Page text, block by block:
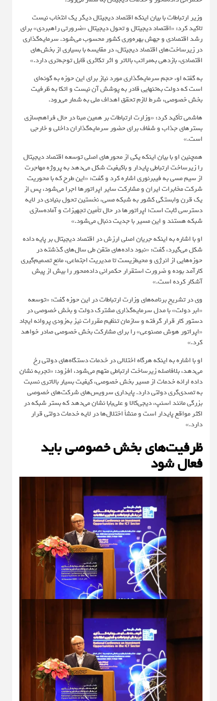
وزیر ارتباطات با بیان اینکه اقتصاد دیجیتال دیگر یک انتخاب نیست
تاکید کرد: «اقتصاد دیجیتال و تحول دیجیتال «ضرورتی راهبردی» برای
رشد اقتصادی و جهش بهره‌وری کشور محسوب می‌شود. سرمایه‌گذاری
در زیرساخت‌های اقتصاد دیجیتال، در مقایسه با بسیاری از بخش‌های
اقتصادی، بازدهی به‌مراتب بالاتر و اثر تکاثری قابل توجه‌تری دارد.»
به گفته او، حجم سرمایه‌گذاری مورد نیاز برای این حوزه به گونه‌ای
است که دولت به‌تنهایی قادر به پوشش آن نیست و اتکا به ظرفیت
بخش خصوصی، شرط لازم تحقق اهداف ملی به شمار می‌رود.
هاشمی تأکید کرد: «وزارت ارتباطات بر همین مبنا در حال فراهم‌سازی
بسترهای جذاب و شفاف برای حضور سرمایه‌گذاران داخلی و خارجی
است.»
همچنین او با بیان اینکه یکی از محورهای اصلی توسعه اقتصاد دیجیتال
را زیرساخت ارتباطی پایدار و باکیفیت شکل می‌دهد به پروژه‌ مهاجرت
از سیم مسی به فیبرنوری اشاره کرد و گفت: «این طرح که با محوریت
شرکت مخابرات ایران و مشارکت سایر اپراتورها اجرا می‌شود، پس از
یک قرن وابستگی کشور به شبکه مسی، نخستین تحول بنیادی در لایه
دسترسی ثابت است؛ اپراتورها در حال تأمین تجهیزات و آماده‌سازی
شبکه هستند و این مسیر با جدیت دنبال می‌شود.»
او با اشاره به اینکه جریان اصلی ارزش در اقتصاد دیجیتال بر پایه داده
شکل می‌گیرد، گفت: «نبود داده‌های متقن طی سال‌های گذشته در
حوزه‌هایی از انرژی و محیط‌زیست تا مدیریت اجتماعی، مانع تصمیم‌گیری
کارآمد بوده و ضرورت استقرار حکمرانی داده‌محور را بیش از پیش
آشکار کرده است.»
وی در تشریح برنامه‌های وزارت ارتباطات در این حوزه گفت: «توسعه
«ابر دولت» با مدل سرمایه‌گذاری مشترک دولت و بخش خصوصی در
دستور کار قرار گرفته و سازمان تنظیم مقررات نیز به‌زودی پروانه ایجاد
«اپراتور هوش مصنوعی» را برای مشارکت بخش خصوصی صادر خواهد
کرد.»
او با اشاره به اینکه هرگاه اختلالی در خدمات دستگاه‌های دولتی رخ
می‌دهد، بلافاصله زیرساخت ارتباطی متهم می‌شود، افزود: «تجربه نشان
داده ارائه خدمات از مسیر بخش خصوصی، کیفیت بسیار بالاتری نسبت
به تصدی‌گری دولتی دارد. پایداری سرویس‌های شرکت‌های خصوصی
بزرگی مانند اسنپ، دیجی‌کالا و علی‌بابا نشان می‌دهد که بستر شبکه در
اکثر مواقع پایدار است و منشأ اختلال‌ها در لایه خدمات دولتی قرار
دارد.»
ظرفیت‌های بخش خصوصی باید
فعال شود